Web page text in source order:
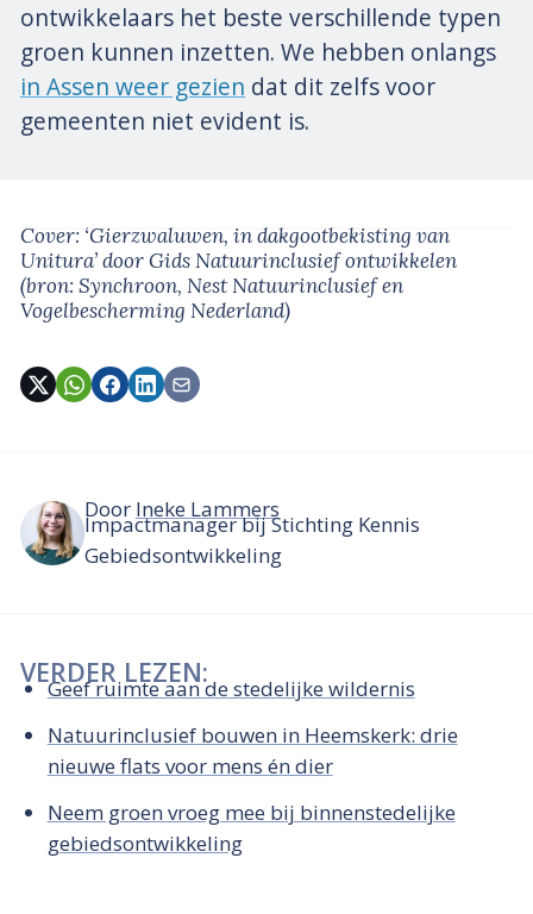
ontwikkelaars het beste verschillende typen
groen kunnen inzetten. We hebben onlangs
in Assen weer gezien dat dit zelfs voor
gemeenten niet evident is.
Cover: ‘Gierzwaluwen, in dakgootbekisting van
Unitura’door Gids Natuurinclusief ontwikkelen
(bron: Synchroon, Nest Natuurinclusief en
Vogelbescherming Nederland)
Door Ineke Lammers
Impactmanager bij Stichting Kennis
Gebiedsontwikkeling
VERDER LEZEN:
Geef ruimte aan de stedelijke wildernis
Natuurinclusief bouwen in Heemskerk: drie
nieuwe flats voor mens én dier
Neem groen vroeg mee bij binnenstedelijke
gebiedsontwikkeling